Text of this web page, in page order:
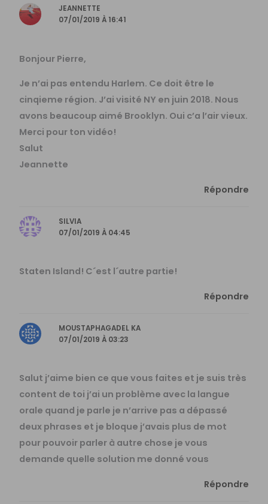
JEANNETTE
07/01/2019 À 16:41
Bonjour Pierre,
Je n’ai pas entendu Harlem. Ce doit être le
cinqieme région. J’ai visité NY en juin 2018. Nous
avons beaucoup aimé Brooklyn. Oui c’a l’air vieux.
Merci pour ton vidéo!
Salut
Jeannette
Répondre
SILVIA
07/01/2019 À 04:45
Staten Island! C´est l´autre partie!
Répondre
MOUSTAPHAGADEL KA
07/01/2019 À 03:23
Salut j’aime bien ce que vous faites et je suis très
content de toi j’ai un problème avec la langue
orale quand je parle je n’arrive pas a dépassé
deux phrases et je bloque j’avais plus de mot
pour pouvoir parler à autre chose je vous
demande quelle solution me donné vous
Répondre